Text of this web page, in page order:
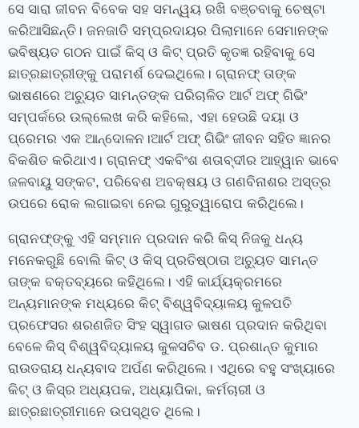
ସେ ସାରା ଜୀବନ ବିବେକ ସହ ସମନ୍ୱୟ ରଖି ବଞ୍ଚବାକୁ ଚେଷ୍ଟା
କରିଆସିଛନ୍ତି। ଜନଜାତି ସମ୍ପ୍ରଦାୟର ପିଲାମାନେ ସେମାନଙ୍କ
ଭବିଷ୍ୟତ ଗଠନ ପାଇଁ କିସ୍‍ ଓ କିଟ୍‍ ପ୍ରତି କୃତଜ୍ଞ ରହିବାକୁ ସେ
ଛାତ୍ରଛାତ୍ରୀଙ୍କୁ ପରାମର୍ଶ ଦେଇଥିଲେ। ଗ୍ରାନଫ୍‍ ତାଙ୍କ
ଭାଷଣରେ ଅଚ୍ୟୁତ ସାମନ୍ତଙ୍କ ପରିଚାଳିତ ଆର୍ଟ ଅଫ୍‍ ଗିଭିଂ
ସମ୍ପର୍କରେ ଉଲ୍ଲେଖ କରି କହିଲେ, ଏହା ହେଉଛି ଦୟା ଓ
ପ୍ରେମର ଏକ ଆନ୍ଦୋଳନ।ଆର୍ଟ ଅଫ୍‍ ଗିଭିଂ ଜୀବନ ସହିତ ଜ୍ଞାନର
ବିକଶିତ କରିଥାଏ। ଗ୍ରାନଫ୍‍ ଏକବିଂଶ ଶତାବ୍ଦୀର ଆହ୍ୱାନ ଭାବେ
ଜଳବାୟୁ ସଙ୍କଟ, ପରିବେଶ ଅବକ୍ଷୟ ଓ ଗଣବିନାଶର ଅସ୍ତ୍ର
ଉପରେ ରୋକ ଲଗାଇବା ନେଇ ଗୁରୁତ୍ୱାରୋପ କରିଥିଲେ।
ଗ୍ରାନଫ୍‍ଙ୍କୁ ଏହି ସମ୍ମାନ ପ୍ରଦାନ କରି କିସ୍‍ ନିଜକୁ ଧନ୍ୟ
ମନେକରୁଛି ବୋଲି କିଟ୍‍ ଓ କିସ୍‍ ପ୍ରତିଷ୍ଠାତା ଅଚ୍ୟୁତ ସାମନ୍ତ
ତାଙ୍କ ବକ୍ତବ୍ୟରେ କହିଥିଲେ। ଏହି କାର୍ଯ୍ୟକ୍ରମରେ
ଅନ୍ୟମାନଙ୍କ ମଧ୍ୟରେ କିଟ୍‍ ବିଶ୍ୱବିଦ୍ୟାଳୟ କୁଳପତି
ପ୍ରଫେସର ଶରଣଜିତ ସିଂହ ସ୍ୱାଗତ ଭାଷଣ ପ୍ରଦାନ କରିଥିବା
ବେଳେ କିସ୍‍ ବିଶ୍ୱବିଦ୍ୟାଳୟ କୁଳସଚିବ ଡ. ପ୍ରଶାନ୍ତ କୁମାର
ରାଉତରାୟ ଧନ୍ୟବାଦ ଅର୍ପଣ କରିଥିଲେ। ଏଥିରେ ବହୁ ସଂଖ୍ୟାରେ
କିଟ୍‍ ଓ କିସ୍‍ର ଅଧ୍ୟପକ, ଅଧ୍ୟାପିକା, କର୍ମଚାରୀ ଓ
ଛାତ୍ରଛାତ୍ରୀମାନେ ଉପସ୍ଥିତ ଥିଲେ।